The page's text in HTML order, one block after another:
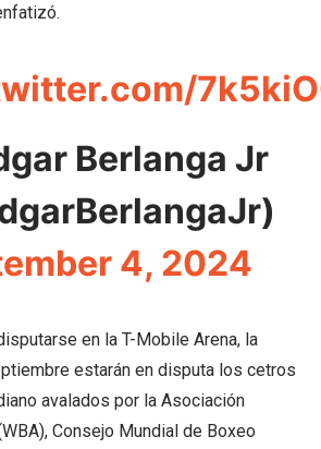
Berlanga Jr
4, 2024
en la T-Mobile Arena, la
estarán en disputa los cetros
avalados por la Asociación
Consejo Mundial de Boxeo